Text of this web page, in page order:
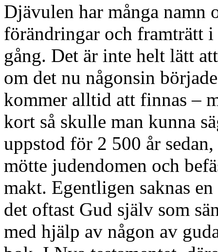
Djävulen har många namn
förändringar och framträtt
gång. Det är inte helt lätt
om det nu någonsin
kommer alltid att finnas –
kort så skulle man kunna
uppstod för 2 500 år
mötte judendomen och
makt. Egentligen saknas
det oftast Gud själv som
med hjälp av någon av